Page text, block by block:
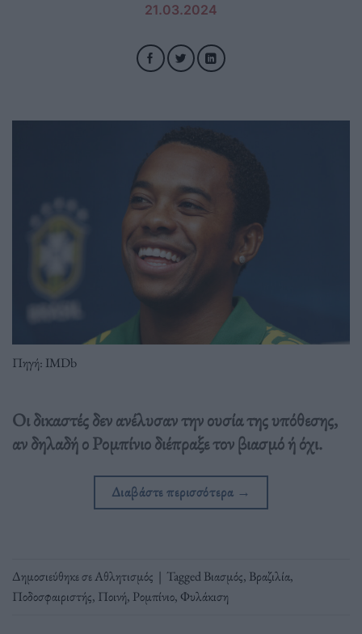
21.03.2024
Πηγή: IMDb
Οι δικαστές δεν ανέλυσαν την ουσία της υπόθεσης,
αν δηλαδή ο Ρομπίνιο διέπραξε τον βιασμό ή όχι.
Διαβάστε περισσότερα →
Δημοσιεύθηκε σεΑθλητισμός | TaggedΒιασμός, Βραζιλία,
Ποδοσφαιριστής, Ποινή, Ρομπίνιο, Φυλάκιση